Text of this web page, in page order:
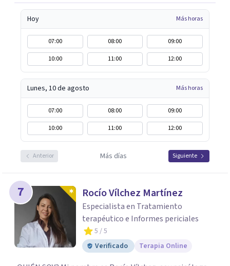
Hoy Más horas
07:00 08:00
09:00
10:00
11:00 12:00
Lunes, 10 de agosto Más horas
07:00 08:00
09:00
10:00
11:00 12:00
Anterior Más días Siguiente
7 Rocío Vílchez Martínez
Especialista en Tratamiento
terapéutico e Informes periciales
5 / 5
Verificado
Terapia Online